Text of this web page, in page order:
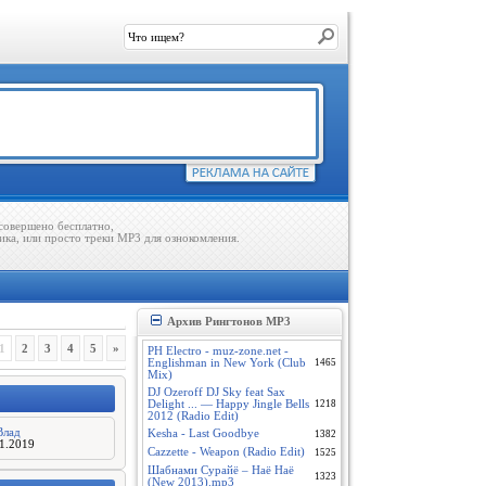
бесплатно,
или просто треки MP3 для ознокомления.
1 2 3 4 5 »
Архив Рингтонов MP3
PH Electro - muz-zone.net -
Englishman in New York (Club
Mix)
1465
DJ Ozeroff DJ Sky feat Sax
Delight ... — Happy Jingle Bells
2012 (Radio Edit)
1218
Kesha - Last Goodbye 1382
Cazzette - Weapon (Radio Edit) 1525
Шабнами Сурайё – Наё Наё
(New 2013).mp3
1323